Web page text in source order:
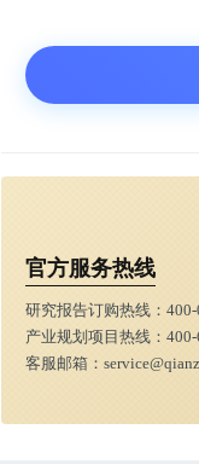
官方服务热线
研究报告订购热线：
产业规划项目热线：
客服邮箱：